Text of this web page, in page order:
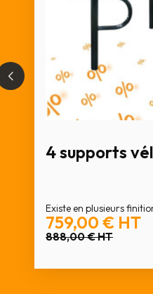
4 supports
Existe en plusieurs
759,00 € HT
888,00 €HT